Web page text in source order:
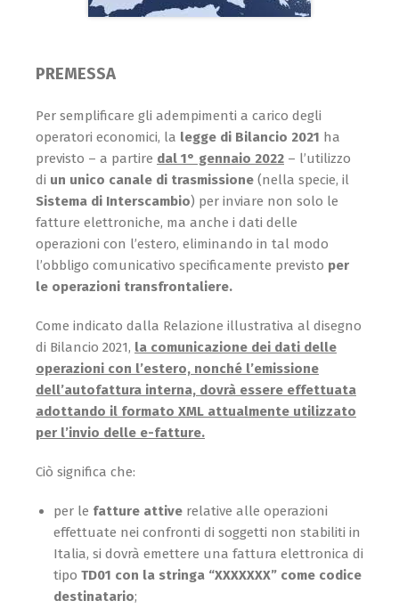
PREMESSA
Per semplificare gli adempimenti a carico degli
operatori economici, la legge di Bilancio 2021 ha
previsto – a partire dal 1° gennaio 2022 – l’utilizzo
di un unico canale di trasmissione (nella specie, il
Sistema di Interscambio) per inviare non solo le
fatture elettroniche, ma anche i dati delle
operazioni con l’estero, eliminando in tal modo
l’obbligo comunicativo specificamente previsto per
le operazioni transfrontaliere.
Come indicato dalla Relazione illustrativa al disegno
di Bilancio 2021, la comunicazione dei dati delle
operazioni con l’estero, nonché l’emissione
dell’autofattura interna, dovrà essere effettuata
adottando il formato XML attualmente utilizzato
per l’invio delle e-fatture.
Ciò significa che:
per le fatture attive relative alle operazioni
effettuate nei confronti di soggetti non stabiliti in
Italia, si dovrà emettere una fattura elettronica di
tipo TD01 con la stringa “XXXXXXX” come codice
destinatario;